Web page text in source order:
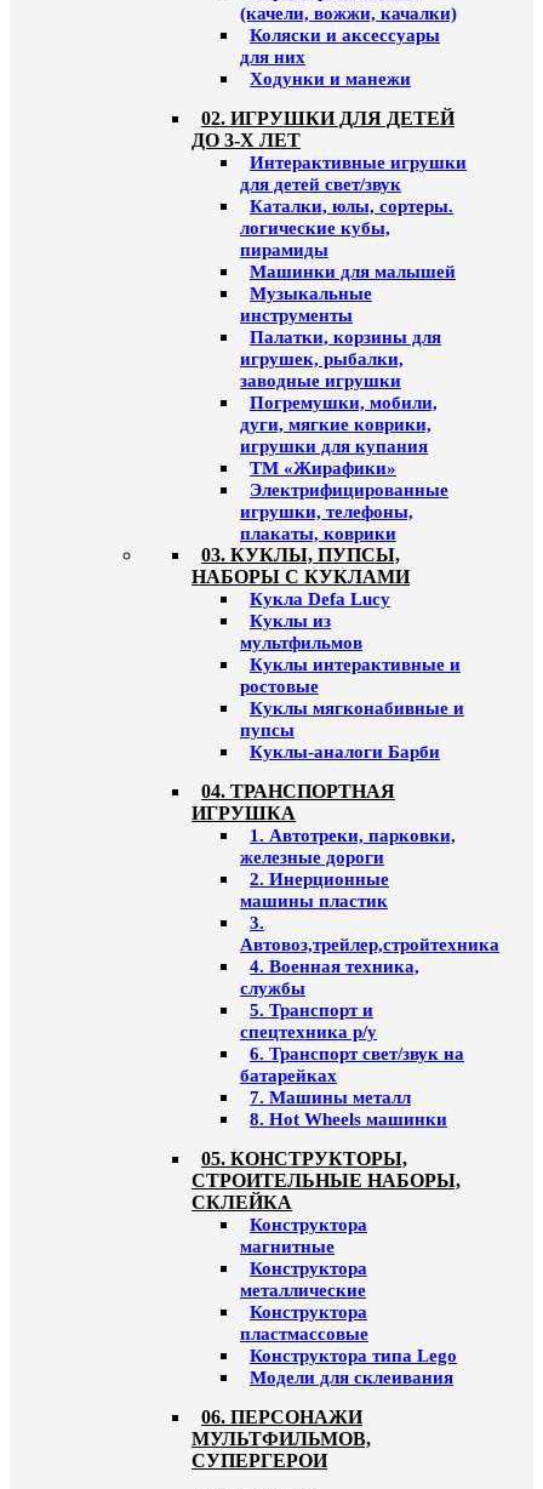
(качели, вожжи, качалки)
Коляски и аксессуары
для них
Ходунки и манежи
02. ИГРУШКИ ДЛЯ ДЕТЕЙ
ДО 3-Х ЛЕТ
Интерактивные игрушки
для детей свет/звук
Каталки, юлы, сортеры.
логические кубы,
пирамиды
Машинки для малышей
Музыкальные
инструменты
Палатки, корзины для
игрушек, рыбалки,
заводные игрушки
Погремушки, мобили,
дуги, мягкие коврики,
игрушки для купания
ТМ «Жирафики»
Электрифицированные
игрушки, телефоны,
плакаты, коврики
03. КУКЛЫ, ПУПСЫ,
НАБОРЫ С КУКЛАМИ
Кукла Defa Lucy
Куклы из
мультфильмов
Куклы интерактивные и
ростовые
Куклы мягконабивные и
пупсы
Куклы-аналоги Барби
04. ТРАНСПОРТНАЯ
ИГРУШКА
1. Автотреки, парковки,
железные дороги
2. Инерционные
машины пластик
3.
Автовоз,трейлер,стройтехника
4. Военная техника,
службы
5. Транспорт и
спецтехника р/у
6. Транспорт свет/звук на
батарейках
7. Машины металл
8. Hot Wheels машинки
05. КОНСТРУКТОРЫ,
СТРОИТЕЛЬНЫЕ НАБОРЫ,
СКЛЕЙКА
Конструктора
магнитные
Конструктора
металлические
Конструктора
пластмассовые
Конструктора типа Lego
Модели для склеивания
06. ПЕРСОНАЖИ
МУЛЬТФИЛЬМОВ,
СУПЕРГЕРОИ